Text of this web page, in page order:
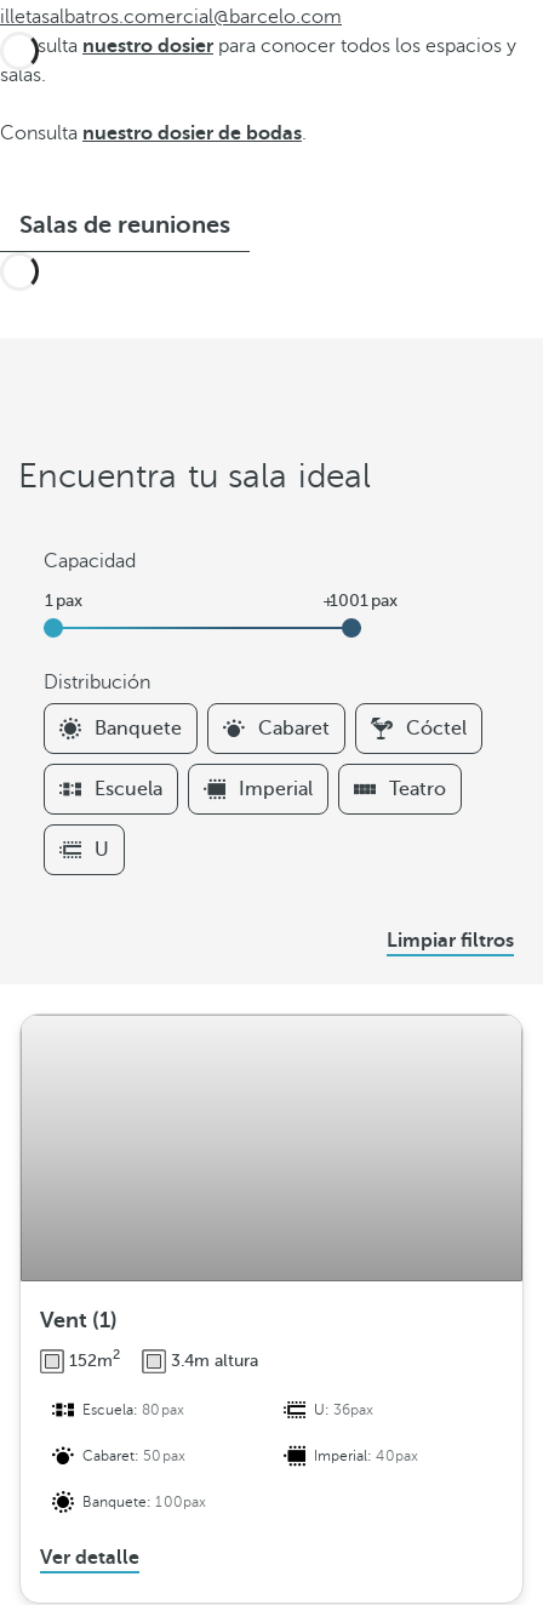
illetasalbatros.comercial@barcelo.com
Consulta nuestro dosier para conocer todos los espacios y
salas.
Consulta nuestro dosier de bodas.
Salas de reuniones
Encuentra tu sala ideal
Capacidad
Distribución
F
i
l
t
e
r
Banquete Cabaret Cóctel
Escuela Imperial Teatro
U
Limpiar filtros
Vent (1)
152m2 3.4m altura
Escuela:80pax U:36pax
Cabaret: 50pax Imperial:40pax
Banquete:100pax
Ver detalle